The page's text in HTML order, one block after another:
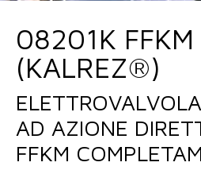
08201K FFKM
(KALREZ®)
AD AZIONE
FFKM